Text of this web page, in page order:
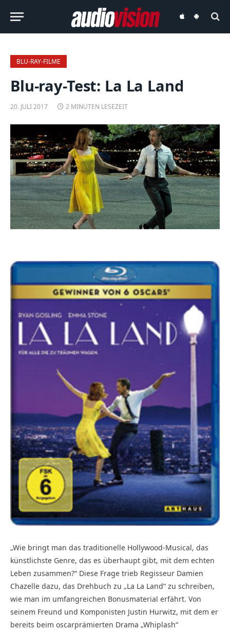
audiovisionaudiovision
BLU-RAY-FILME
Blu-ray-Test: La La Land
20. JULI 2017 2 MINUTEN LESEZEIT
„Wie bringt man das traditionelle Hollywood-Musical, das
künstlichste Genre, das es überhaupt gibt, mit dem echten
Leben zusammen?“ Diese Frage trieb Regisseur Damien
Chazelle dazu, das Drehbuch zu „La La Land“ zu schrei­ben,
wie man im umfangreichen Bonusmaterial erfährt. Von
seinem Freund und Komponisten Justin Hurwitz, mit dem er
bereits beim oscarprämierten Drama „Whiplash“